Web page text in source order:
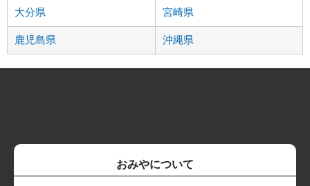
大分県 宮崎県
鹿児島県 沖縄県
おみやについて